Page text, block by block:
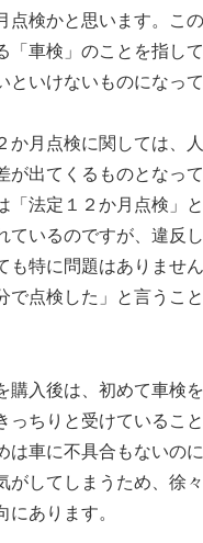
点検かと思います。こ
「車検」のことを指し
といけないものになって
か月点検に関しては、
が出てくるものとなっ
「法定１２か月点検」
ているのですが、違反
も特に問題はありませ
で点検した」と言うこ
購入後は、初めて車検
っちりと受けているこ
は車に不具合もないの
がしてしまうため、徐
にあります。